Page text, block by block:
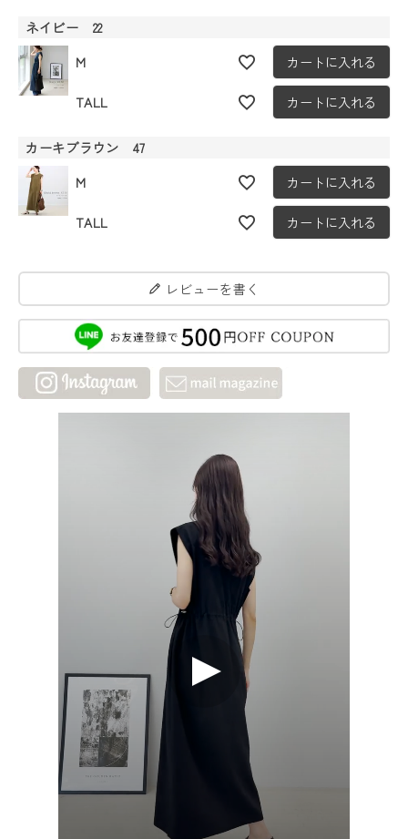
ネイビー 22
M
カートに入れる
TALL カートに入れる
カーキブラウン 47
M
カートに入れる
TALL カートに入れる
レビューを書く